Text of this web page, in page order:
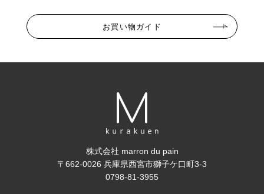
お買い物ガイド
株式会社 marron du pain
〒662-0026 兵庫県西宮市獅子ケ口町3-3
0798-81-3955